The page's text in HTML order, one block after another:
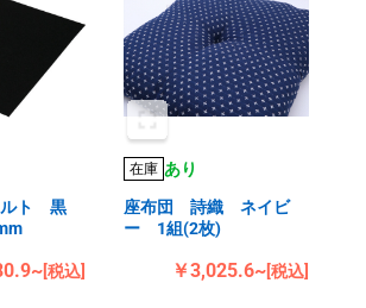
ト 黒
[税込]
在庫 あり
座布団 詩織 ネイビ
ー 1組(2枚)
￥3,025.6~[税込]